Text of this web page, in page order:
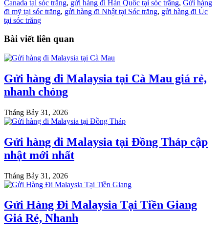
Canada tại sóc trăng, gửi hàng đi Hàn Quốc tại sóc trăng, Gửi hàng
đi mỹ tại sóc trăng, gửi hàng đi Nhật tại Sóc trăng, gửi hàng đi Úc
tại sóc trăng
Bài viết liên quan
Gửi hàng đi Malaysia tại Cà Mau giá rẻ,
nhanh chóng
Tháng Bảy 31, 2026
Gửi hàng đi Malaysia tại Đồng Tháp cập
nhật mới nhất
Tháng Bảy 31, 2026
Gửi Hàng Đi Malaysia Tại Tiền Giang
Giá Rẻ, Nhanh